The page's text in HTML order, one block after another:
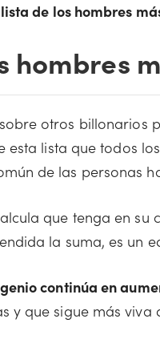
de los hombres
hombres
otros billonarios
esta lista que todos
de las personas
que tenga en su
la suma, es un
continúa en
y que sigue más viva